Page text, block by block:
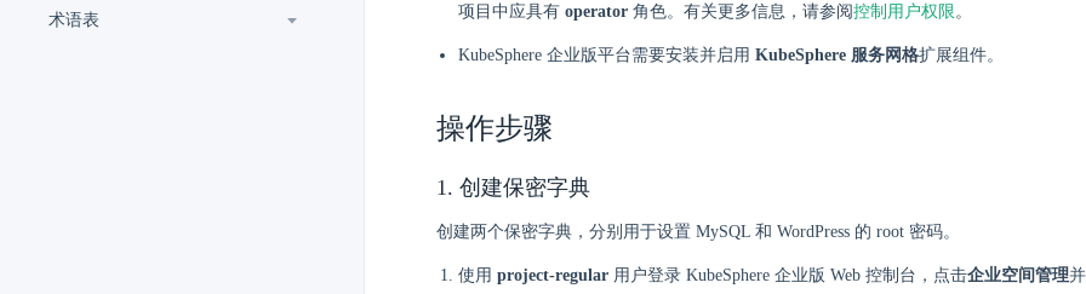
术语表
项目中应具有 operator 角色。有关更多信息，请参阅控制用户权限。
KubeSphere 企业版平台需要安装并启用 KubeSphere 服务网格扩展组件。
操作步骤
1. 创建保密字典
创建两个保密字典，分别用于设置 MySQL 和 WordPress 的 root 密码。
使用 project-regular 用户登录 KubeSphere 企业版 Web 控制台，点击企业空间管理